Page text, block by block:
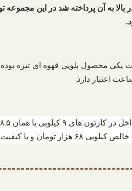
بالا به آن پرداخته شد در این
یکی محصول پلویی قهوه ای تیره